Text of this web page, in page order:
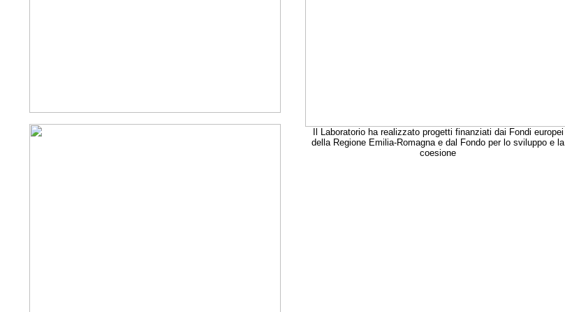
Il Laboratorio ha realizzato progetti finanziati dai Fondi europei
della Regione Emilia-Romagna e dal Fondo per lo sviluppo e la
coesione